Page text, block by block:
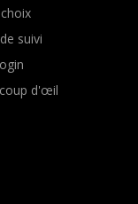
suivi
d'œil